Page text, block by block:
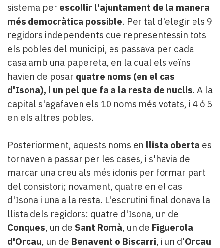
sistema per escollir l'ajuntament de la manera
més democràtica possible. Per tal d'elegir els 9
regidors independents que representessin tots
els pobles del municipi, es passava per cada
casa amb una papereta, en la qual els veïns
havien de posar quatre noms (en el cas
d'Isona), i un pel que fa a la resta de nuclis. A la
capital s'agafaven els 10 noms més votats, i 4 ó 5
en els altres pobles.
Posteriorment, aquests noms en llista oberta es
tornaven a passar per les cases, i s'havia de
marcar una creu als més idonis per formar part
del consistori; novament, quatre en el cas
d'Isona i una a la resta. L'escrutini final donava la
llista dels regidors: quatre d'Isona, un de
Conques, un de Sant Romà, un de Figuerola
d'Orcau, un de Benavent o Biscarri, i un d'Orcau